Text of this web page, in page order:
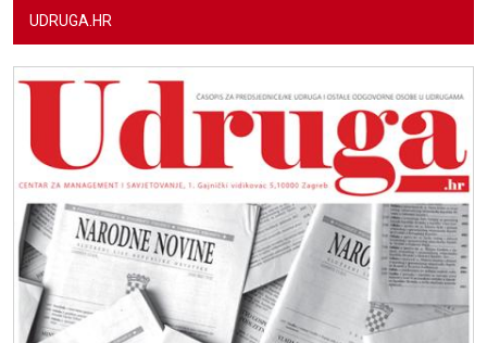
UDRUGA.HR